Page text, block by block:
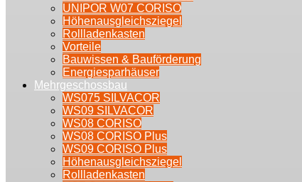
UNIPOR W07 CORISO
Höhenausgleichsziegel
Rollladenkasten
Vorteile
Bauwissen & Bauförderung
Energiesparhäuser
Mehrgeschossbau
WS075 SILVACOR
WS09 SILVACOR
WS08 CORISO
WS08 CORISO Plus
WS09 CORISO Plus
Höhenausgleichsziegel
Rollladenkasten